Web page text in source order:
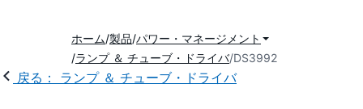
ホーム 製品 パワー・マネージメント
ランプ ＆ チューブ・ドライバ DS3992
戻る： ランプ ＆ チューブ・ドライバ